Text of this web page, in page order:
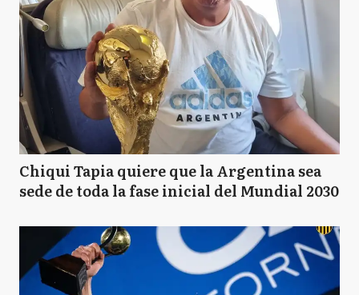
Chiqui Tapia quiere que la Argentina sea
sede de toda la fase inicial del Mundial 2030